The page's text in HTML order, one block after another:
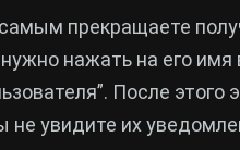
прекращаете
нажать на его имя
После этого
увидите их